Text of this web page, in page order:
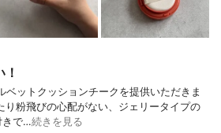
ットクッションチークを提供いただきま
り粉飛びの心配がない、ジェリータイプの
きで…続きを見る